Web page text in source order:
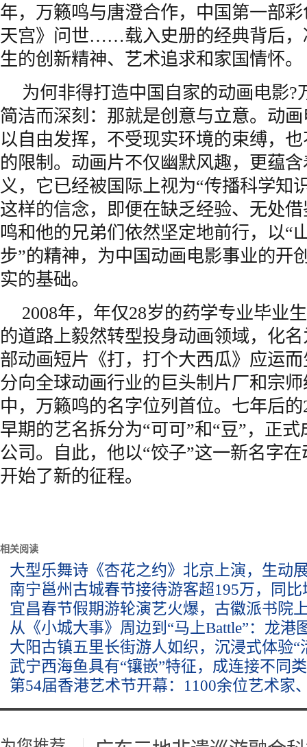
年，万籁鸣与唐澄合作，中国第一部
天宫》问世……载入史册的经典背后，
生的创新精神、艺术追求和家国情怀。
为何非得打造中国自家的动画电影?
简洁而深刻：那就是创意与立意。动
以自由发挥，不受现实环境的束缚，
的限制。动画片不仅幽默风趣，更蕴
义，它已经被国际上视为“传播科学知
这样的信念，即便在缺乏经验、无处
鸣和他的兄弟们依然坚定地前行，以“
步”的精神，为中国动画电影事业的开
实的基础。
2008年，年仅28岁的药学专业毕业
的道路上毅然转型投身动画领域，化
部动画短片《打，打个大西瓜》应运
分向全球动画行业的巨头制片厂和宗
中，万籁鸣的名字位列首位。七年后
早期的艺名拆分为“可可”和“豆”，正
公司。自此，他以“饺子”这一新名字
开始了新的征程。
相关阅读
大型乐舞诗《杏花之约》北京上演，生动
南宁邕州古城春节接待游客超195万，同比
宜昌春节假期游轮演艺火爆，古徽派书院
从《小城大事》周边到“马上Battle”：龙港
大阳古镇五里长街游人如织，沉浸式体验“
武宁西海鱼具有“镶嵌”特征，成连接不同
第54届香港艺术节开幕：1100余位艺术家